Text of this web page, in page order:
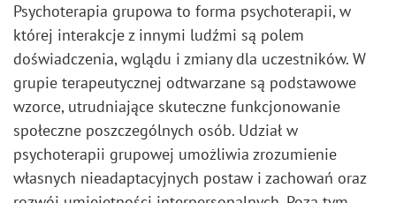
Psychoterapia grupowa to forma psychoterapii, w
której interakcje z innymi ludźmi są polem
doświadczenia, wglądu i zmiany dla uczestników. W
grupie terapeutycznej odtwarzane są podstawowe
wzorce, utrudniające skuteczne funkcjonowanie
społeczne poszczególnych osób. Udział w
psychoterapii grupowej umożliwia zrozumienie
własnych nieadaptacyjnych postaw i zachowań oraz